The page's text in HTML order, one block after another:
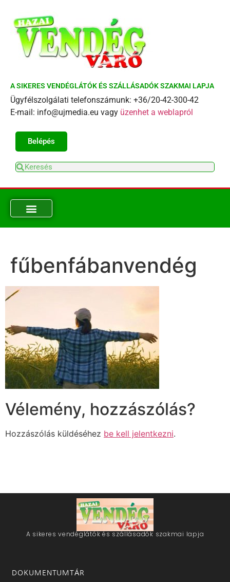
A SIKERES VENDÉGLÁTÓK ÉS SZÁLLÁSADÓK SZAKMAI LAPJA
Ügyfélszolgálati telefonszámunk: +36/20-42-300-42
E-mail: info@ujmedia.eu vagy üzenhet a weblapról
Belépés
fűbenfábanvendég
Vélemény, hozzászólás?
Hozzászólás küldéséhez be kell jelentkezni.
A sikeres vendéglátók és szállásadók szakmai lapja
DOKUMENTUMTÁR